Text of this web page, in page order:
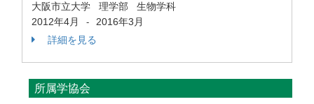
大阪市立大学 理学部 生物学科
2012年4月
-
2016年3月
詳細を見る
所属学協会